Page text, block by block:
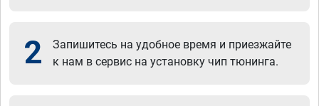
2
Запишитесь на удобное время и приезжайте
к нам в сервис на установку чип тюнинга.